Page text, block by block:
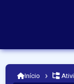
Início ›